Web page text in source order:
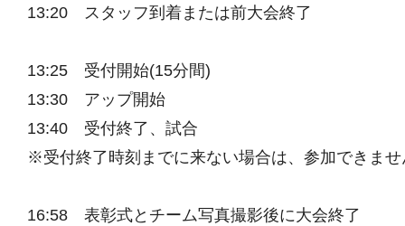
13:20 スタッフ到着または前大会終了
13:25 受付開始(15分間)
13:30 アップ開始
13:40 受付終了、試合
※受付終了時刻までに来ない場合は、参加できませ
16:58 表彰式とチーム写真撮影後に大会終了